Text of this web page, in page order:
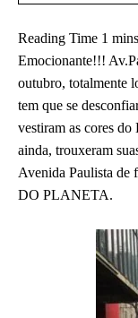
Emocionante!!!
outubro, totalmente
tem que se
vestiram as cores do
ainda, trouxeram
Avenida Paulista
DO PLANETA.